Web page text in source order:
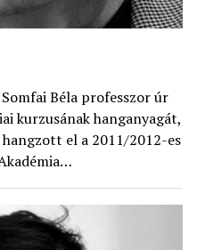
Béla professzor úr
kurzusának hanganyagát,
hangzott el a 2011/2012-es